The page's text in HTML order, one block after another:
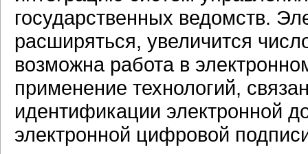
государственных ведомств.
расширяться, увеличится
возможна работа в
применение технологий,
идентификации электронной
электронной цифровой